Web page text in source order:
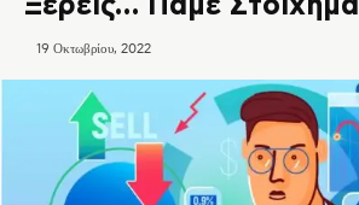
19 Οκτωβρίου, 2022